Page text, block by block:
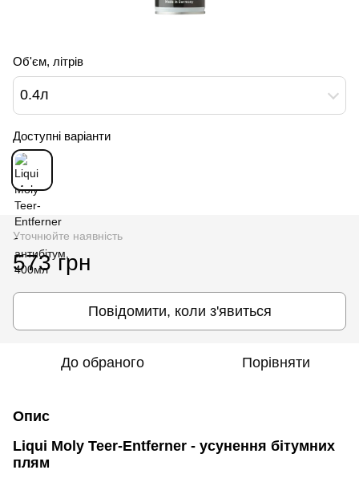
Об'єм, літрів
0.4л
Доступні варіанти
Уточнюйте наявність
573 грн
Повідомити, коли з'явиться
До обраного Порівняти
Опис
Liqui Moly Teer-Entferner - усунення бітумних
плям